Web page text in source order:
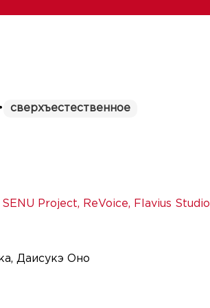
сверхъестественное
SENU Project, ReVoice, Flavius Studio
Даисукэ Оно